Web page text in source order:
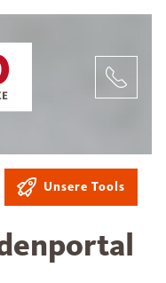
Unsere Tools